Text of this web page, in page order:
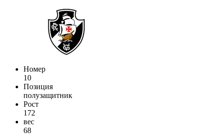
Номер
10
Позиция
полузащитник
Рост
172
вес
68